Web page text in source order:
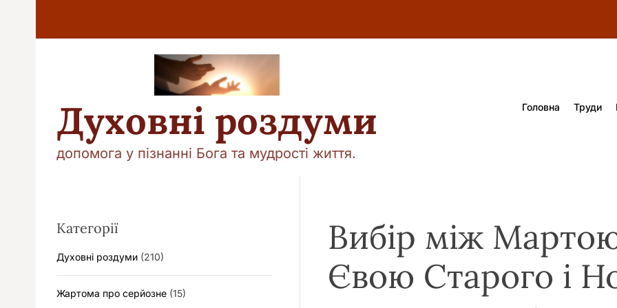
р
Духовні роздуми
допомога у пізнанні Бога та мудрості життя.
Головна Труди
Вибір між
Євою Старого і
Категорії
Духовні роздуми (210)
Жартома про серйозне (15)